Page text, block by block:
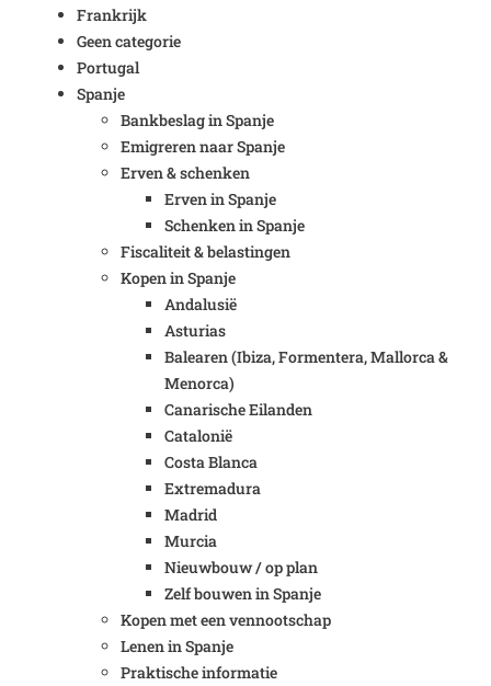
Frankrijk
Geen categorie
Portugal
Spanje
Bankbeslag in Spanje
Emigreren naar Spanje
Erven & schenken
Erven in Spanje
Schenken in Spanje
Fiscaliteit & belastingen
Kopen in Spanje
Andalusië
Asturias
Balearen (Ibiza, Formentera, Mallorca &
Menorca)
Canarische Eilanden
Catalonië
Costa Blanca
Extremadura
Madrid
Murcia
Nieuwbouw / op plan
Zelf bouwen in Spanje
Kopen met een vennootschap
Lenen in Spanje
Praktische informatie